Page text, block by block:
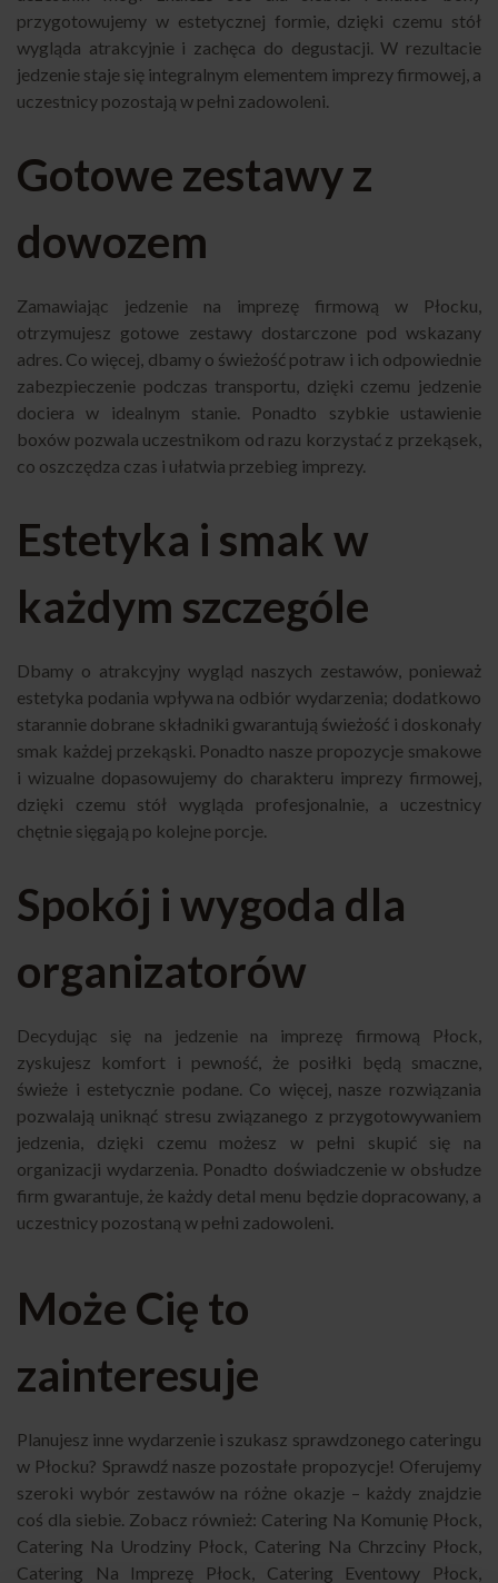
przygotowujemy w estetycznej formie, dzięki czemu stół
wygląda atrakcyjnie i zachęca do degustacji. W rezultacie
jedzenie staje się integralnym elementem imprezy firmowej, a
uczestnicy pozostają w pełni zadowoleni.
Gotowe zestawy z
dowozem
Zamawiając jedzenie na imprezę firmową w Płocku,
otrzymujesz gotowe zestawy dostarczone pod wskazany
adres. Co więcej, dbamy o świeżość potraw i ich odpowiednie
zabezpieczenie podczas transportu, dzięki czemu jedzenie
dociera w idealnym stanie. Ponadto szybkie ustawienie
boxów pozwala uczestnikom od razu korzystać z przekąsek,
co oszczędza czas i ułatwia przebieg imprezy.
Estetyka i smak w
każdym szczególe
Dbamy o atrakcyjny wygląd naszych zestawów, ponieważ
estetyka podania wpływa na odbiór wydarzenia; dodatkowo
starannie dobrane składniki gwarantują świeżość i doskonały
smak każdej przekąski. Ponadto nasze propozycje smakowe
i wizualne dopasowujemy do charakteru imprezy firmowej,
dzięki czemu stół wygląda profesjonalnie, a uczestnicy
chętnie sięgają po kolejne porcje.
Spokój i wygoda dla
organizatorów
Decydując się na jedzenie na imprezę firmową Płock,
zyskujesz komfort i pewność, że posiłki będą smaczne,
świeże i estetycznie podane. Co więcej, nasze rozwiązania
pozwalają uniknąć stresu związanego z przygotowywaniem
jedzenia, dzięki czemu możesz w pełni skupić się na
organizacji wydarzenia. Ponadto doświadczenie w obsłudze
firm gwarantuje, że każdy detal menu będzie dopracowany, a
uczestnicy pozostaną w pełni zadowoleni.
Może Cię to
zainteresuje
Planujesz inne wydarzenie i szukasz sprawdzonego cateringu
w Płocku? Sprawdź nasze pozostałe propozycje! Oferujemy
szeroki wybór zestawów na różne okazje – każdy znajdzie
coś dla siebie. Zobacz również: Catering Na Komunię Płock
Catering Na Urodziny Płock
Catering Na Chrzciny Płock
Catering Na Imprezę Płock
Catering Eventowy Płock